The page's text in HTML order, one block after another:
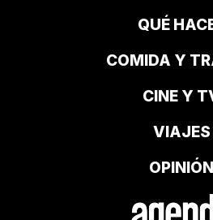
QUÉ
COMIDA Y
CINE Y
VIAJES
OPINIÓN